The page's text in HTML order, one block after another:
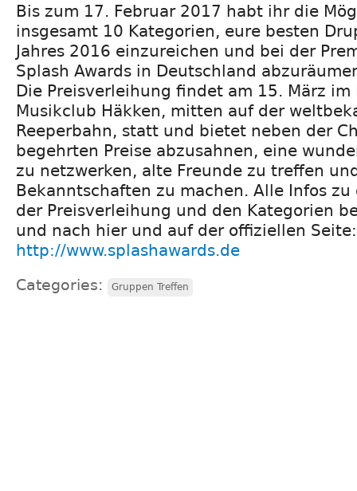
Bis zum 17. Februar 2017 habt ihr die
insgesamt 10 Kategorien, eure besten
Jahres 2016 einzureichen und bei der
Splash Awards in Deutschland
Die Preisverleihung findet am 15. März im
Musikclub Häkken, mitten auf der
Reeperbahn, statt und bietet neben der
begehrten Preise abzusahnen, eine
zu netzwerken, alte Freunde zu treffen
Bekanntschaften zu machen. Alle Infos
der Preisverleihung und den Kategorien
und nach hier und auf der offiziellen Seite:
http://www.splashawards.de
Categories: Gruppen Treffen